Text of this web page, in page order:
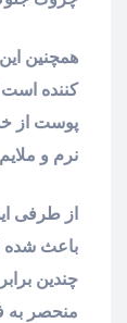
همچنین
کننده
پوست از
نرم و
از طرفی
باعث شده
چندین
منحصر به